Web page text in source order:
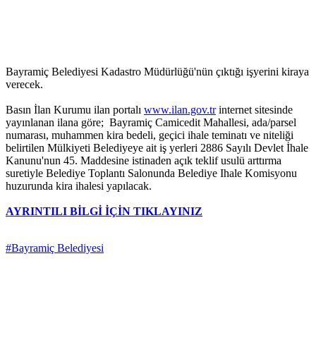
Bayramiç Belediyesi Kadastro Müdürlüğü'nün çıktığı işyerini kiraya
verecek.
Basın İlan Kurumu ilan portalı www.ilan.gov.trinternet sitesinde
yayınlanan ilana göre; Bayramiç Camicedit Mahallesi, ada/parsel
numarası, muhammen kira bedeli, geçici ihale teminatı ve niteliği
belirtilen Mülkiyeti Belediyeye ait iş yerleri 2886 Sayılı Devlet İhale
Kanunu'nun 45. Maddesine istinaden açık teklif usulü arttırma
suretiyle Belediye Toplantı Salonunda Belediye Ihale Komisyonu
huzurunda kira ihalesi yapılacak.
AYRINTILI BİLGİ İÇİN TIKLAYINIZ
#Bayramiç Belediyesi